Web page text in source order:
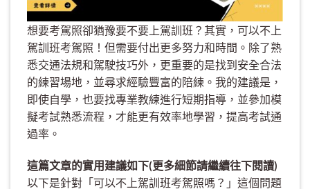
想要考駕照卻猶豫要不要上駕訓班？其實，可以不上
駕訓班考駕照！但需要付出更多努力和時間。除了熟
悉交通法規和駕駛技巧外，更重要的是找到安全合法
的練習場地，並尋求經驗豐富的陪練。我的建議是，
即使自學，也要找專業教練進行短期指導，並參加模
擬考試熟悉流程，才能更有效率地學習，提高考試通
過率。
這篇文章的實用建議如下(更多細節請繼續往下閱讀)
以下是針對「可以不上駕訓班考駕照嗎？」這個問題